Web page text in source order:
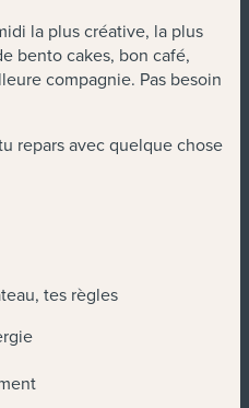
la plus créative, la plus
bento cakes, bon café,
compagnie. Pas besoin
repars avec quelque chose
tes règles